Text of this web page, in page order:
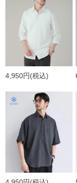
4,950円(税込)